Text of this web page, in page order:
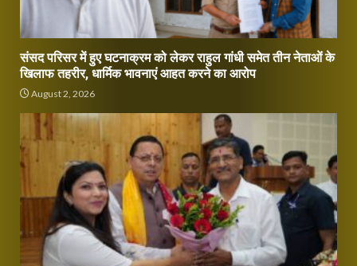
संसद परिसर में हुए घटनाक्रम को लेकर राहुल गांधी समेत तीन नेताओं के
खिलाफ तहरीर, धार्मिक भावनाएं आहत करने का आरोप
August 2, 2026